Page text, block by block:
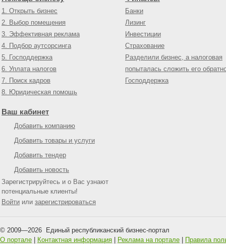
1. Открыть бизнес
2. Выбор помещения
3. Эффективная реклама
4. Подбор аутсорсинга
5. Господдержка
6. Уплата налогов
7. Поиск кадров
8. Юридическая помощь
Банки
Лизинг
Инвестиции
Страхование
Разделили бизнес, а налоговая
попыталась сложить его
Господдержка
Ваш кабинет
Добавить компанию
Добавить товары и услуги
Добавить тендер
Добавить новость
Зарегистрируйтесь и о Вас узнают
потенциальные клиенты!
Войти или зарегистрироваться
© 2009—2026 Единый республиканский бизнес-портал
О портале
Контактная информация Реклама на портале Правила